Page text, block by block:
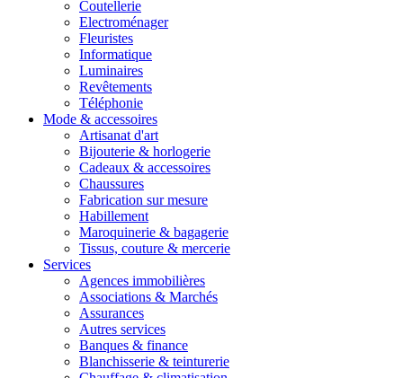
Coutellerie
Electroménager
Fleuristes
Informatique
Luminaires
Revêtements
Téléphonie
Mode & accessoires
Artisanat d'art
Bijouterie & horlogerie
Cadeaux & accessoires
Chaussures
Fabrication sur mesure
Habillement
Maroquinerie & bagagerie
Tissus, couture & mercerie
Services
Agences immobilières
Associations & Marchés
Assurances
Autres services
Banques & finance
Blanchisserie & teinturerie